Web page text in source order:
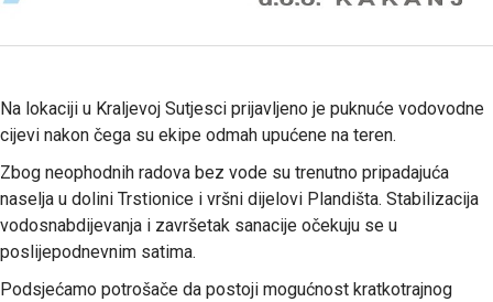
Na lokaciji u Kraljevoj Sutjesci prijavljeno je puknuće vodovodne
cijevi nakon čega su ekipe odmah upućene na teren.
Zbog neophodnih radova bez vode su trenutno pripadajuća
naselja u dolini Trstionice i vršni dijelovi Plandišta. Stabilizacija
vodosnabdijevanja i završetak sanacije očekuju se u
poslijepodnevnim satima.
Podsjećamo potrošače da postoji mogućnost kratkotrajnog